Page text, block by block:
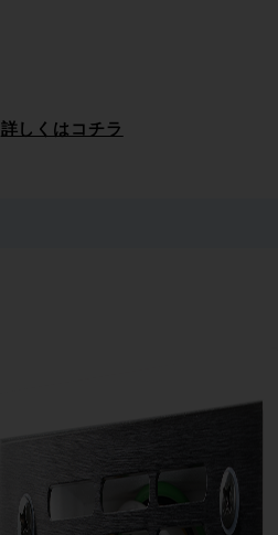
詳しくはコチラ